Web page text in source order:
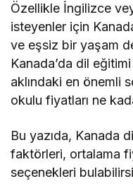
Özellikle İngilizce
isteyenler için
ve eşsiz bir yaşam
Kanada’da dil
aklındaki en önemli
okulu fiyatları ne
Bu yazıda, Kanada
faktörleri, ortalama
seçenekleri